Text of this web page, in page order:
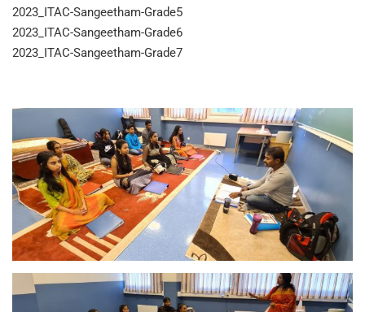
2023_ITAC-Sangeetham-Grade5
2023_ITAC-Sangeetham-Grade6
2023_ITAC-Sangeetham-Grade7